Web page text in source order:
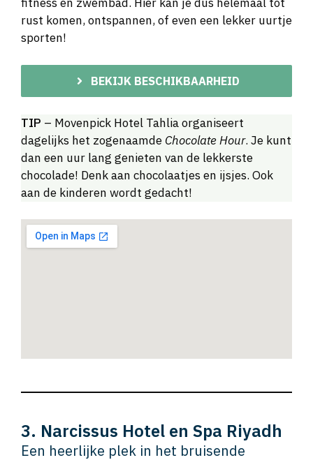
fitness en zwembad. Hier kan je dus helemaal tot
rust komen, ontspannen, of even een lekker uurtje
sporten!
BEKIJK BESCHIKBAARHEID
TIP – Movenpick Hotel Tahlia organiseert
dagelijks het zogenaamde Chocolate Hour. Je kunt
dan een uur lang genieten van de lekkerste
chocolade! Denk aan chocolaatjes en ijsjes. Ook
aan de kinderen wordt gedacht!
3. Narcissus Hotel en Spa Riyadh
Een heerlijke plek in het bruisende